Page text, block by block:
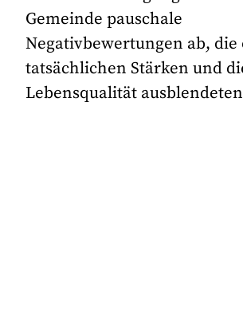
Gemeinde pauschale
Negativbewertungen ab, die
tatsächlichen Stärken und
Lebensqualität